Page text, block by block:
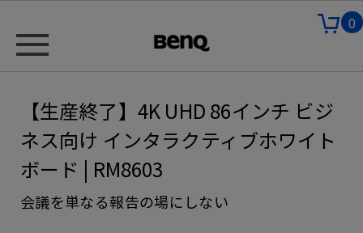
0
【生産終了】4K UHD 86インチ ビジ
ネス向け インタラクティブホワイト
ボード | RM8603
会議を単なる報告の場にしない